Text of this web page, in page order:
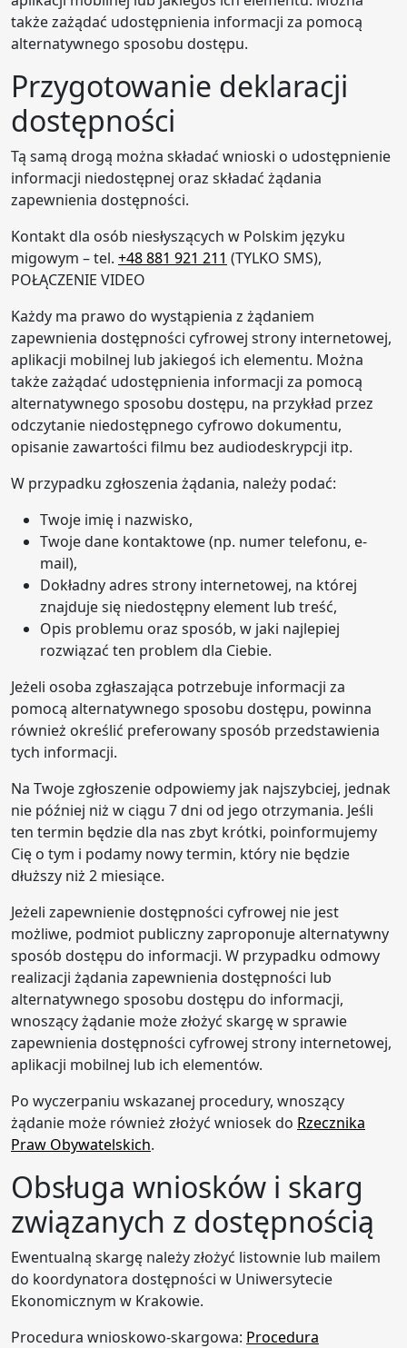
także zażądać udostępnienia informacji za pomocą
alternatywnego sposobu dostępu.
Przygotowanie deklaracji
dostępności
Tą samą drogą można składać wnioski o udostępnienie
informacji niedostępnej oraz składać żądania
zapewnienia dostępności.
Kontakt dla osób niesłyszących w Polskim języku
migowym – tel. +48 881 921 211 (TYLKO SMS),
POŁĄCZENIE VIDEO
Każdy ma prawo do wystąpienia z żądaniem
zapewnienia dostępności cyfrowej strony internetowej,
aplikacji mobilnej lub jakiegoś ich elementu. Można
także zażądać udostępnienia informacji za pomocą
alternatywnego sposobu dostępu, na przykład przez
odczytanie niedostępnego cyfrowo dokumentu,
opisanie zawartości filmu bez audiodeskrypcji itp.
W przypadku zgłoszenia żądania, należy podać:
Twoje imię i nazwisko,
Twoje dane kontaktowe (np. numer telefonu, e-
mail),
Dokładny adres strony internetowej, na której
znajduje się niedostępny element lub treść,
Opis problemu oraz sposób, w jaki najlepiej
rozwiązać ten problem dla Ciebie.
Jeżeli osoba zgłaszająca potrzebuje informacji za
pomocą alternatywnego sposobu dostępu, powinna
również określić preferowany sposób przedstawienia
tych informacji.
Na Twoje zgłoszenie odpowiemy jak najszybciej, jednak
nie później niż w ciągu 7 dni od jego otrzymania. Jeśli
ten termin będzie dla nas zbyt krótki, poinformujemy
Cię o tym i podamy nowy termin, który nie będzie
dłuższy niż 2 miesiące.
Jeżeli zapewnienie dostępności cyfrowej nie jest
możliwe, podmiot publiczny zaproponuje alternatywny
sposób dostępu do informacji. W przypadku odmowy
realizacji żądania zapewnienia dostępności lub
alternatywnego sposobu dostępu do informacji,
wnoszący żądanie może złożyć skargę w sprawie
zapewnienia dostępności cyfrowej strony internetowej,
aplikacji mobilnej lub ich elementów.
Po wyczerpaniu wskazanej procedury, wnoszący
żądanie może również złożyć wniosek do Rzecznika
Praw Obywatelskich.
Obsługa wniosków i skarg
związanych z dostępnością
Ewentualną skargę należy złożyć listownie lub mailem
do koordynatora dostępności w Uniwersytecie
Ekonomicznym w Krakowie.
Procedura wnioskowo-skargowa: Procedura